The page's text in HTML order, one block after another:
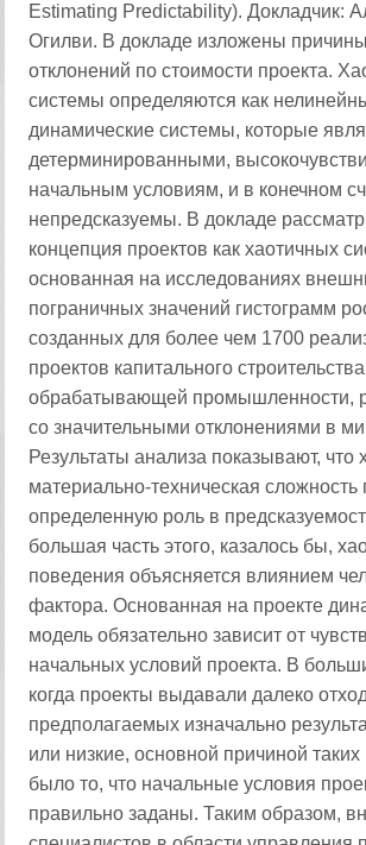
Estimating Predictability). Докладчик:
Огилви. В докладе изложены
отклонений по стоимости проекта.
системы определяются как
динамические системы, которые
детерминированными,
начальным условиям, и в конечном
непредсказуемы. В докладе
концепция проектов как хаотичных
основанная на исследованиях
пограничных значений гистограмм
созданных для более чем 1700
проектов капитального строительства
обрабатывающей промышленности,
со значительными отклонениями в
Результаты анализа показывают, что
материально-техническая сложность
определенную роль в
большая часть этого, казалось бы,
поведения объясняется влиянием
фактора. Основанная на проекте
модель обязательно зависит от
начальных условий проекта. В
когда проекты выдавали далеко
предполагаемых изначально
или низкие, основной причиной таких
было то, что начальные условия
правильно заданы. Таким образом,